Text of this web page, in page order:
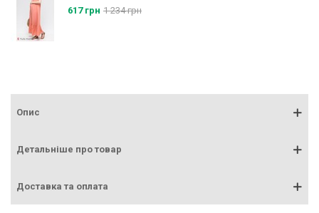
617 грн 1 234 грн
Опис
Детальніше про товар
Доставка та оплата